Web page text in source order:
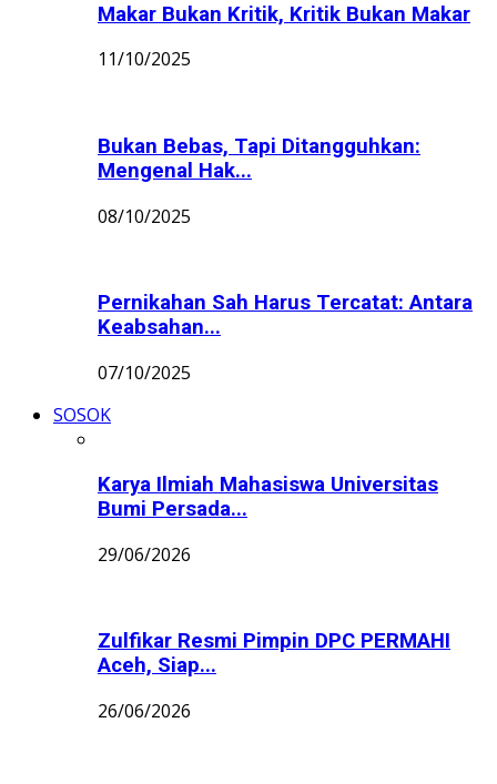
Makar Bukan Kritik, Kritik Bukan Makar
11/10/2025
Bukan Bebas, Tapi Ditangguhkan:
Mengenal Hak...
08/10/2025
Pernikahan Sah Harus Tercatat: Antara
Keabsahan...
07/10/2025
SOSOK
Karya Ilmiah Mahasiswa Universitas
Bumi Persada...
29/06/2026
Zulfikar Resmi Pimpin DPC PERMAHI
Aceh, Siap...
26/06/2026